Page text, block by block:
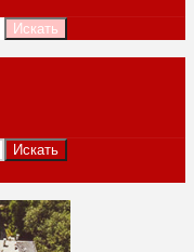
Искать
Искать